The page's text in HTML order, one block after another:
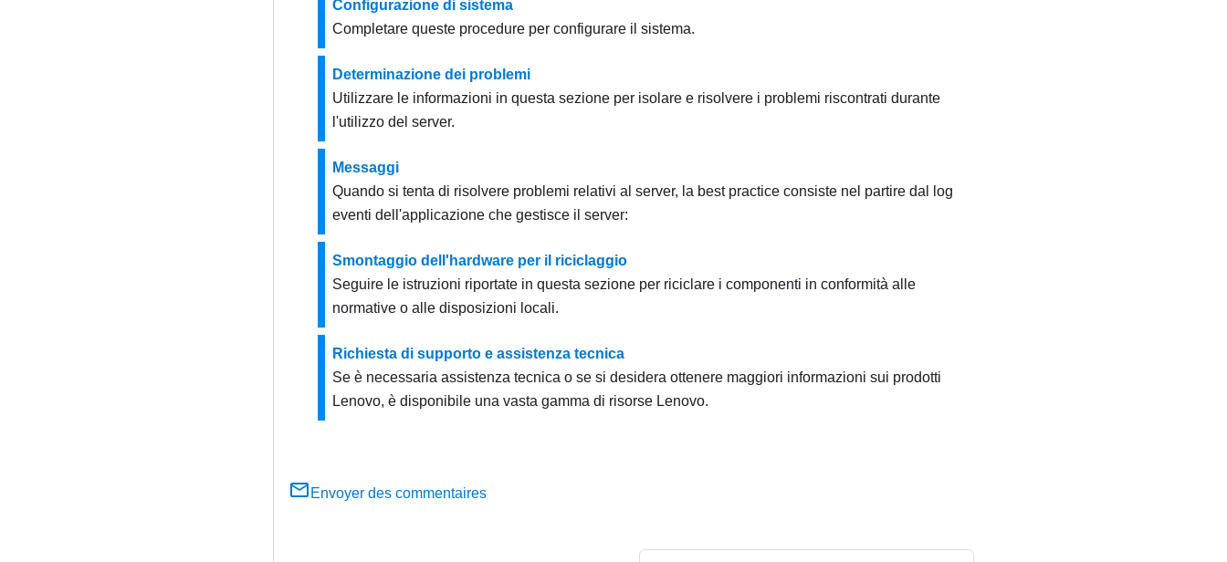
Configurazione di sistema
Completare queste procedure per configurare il sistema.
Determinazione dei problemi
Utilizzare le informazioni in questa sezione per isolare e risolvere i problemi riscontrati durante
l'utilizzo del server.
Messaggi
Quando si tenta di risolvere problemi relativi al server, la best practice consiste nel partire dal log
eventi dell'applicazione che gestisce il server:
Smontaggio dell'hardware per il riciclaggio
Seguire le istruzioni riportate in questa sezione per riciclare i componenti in conformità alle
normative o alle disposizioni locali.
Richiesta di supporto e assistenza tecnica
Se è necessaria assistenza tecnica o se si desidera ottenere maggiori informazioni sui prodotti
Lenovo, è disponibile una vasta gamma di risorse Lenovo.
Envoyer des commentaires